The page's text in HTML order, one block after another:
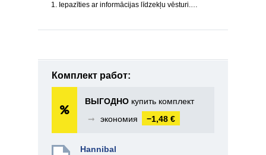
1. Iepazīties ar informācijas līdzekļu vēsturi.…
Комплект работ:
ВЫГОДНО купить комплект
➞
экономия −1,48 €
Hannibal